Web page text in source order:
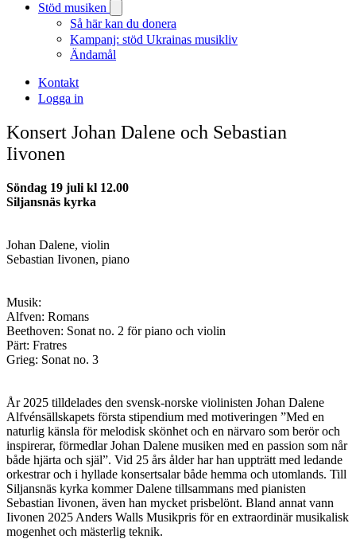
Stöd musiken
Så här kan du donera
Kampanj: stöd Ukrainas musikliv
Ändamål
Kontakt
Logga in
Konsert Johan Dalene och Sebastian
Iivonen
Söndag 19 juli kl 12.00
Siljansnäs kyrka
Johan Dalene, violin
Sebastian Iivonen, piano
Musik:
Alfven: Romans
Beethoven: Sonat no. 2 för piano och violin
Pärt: Fratres
Grieg: Sonat no. 3
År 2025 tilldelades den svensk-norske violinisten Johan Dalene
Alfvénsällskapets första stipendium med motiveringen ”Med en
naturlig känsla för melodisk skönhet och en närvaro som berör och
inspirerar, förmedlar Johan Dalene musiken med en passion som når
både hjärta och själ”. Vid 25 års ålder har han uppträtt med ledande
orkestrar och i hyllade konsertsalar både hemma och utomlands. Till
Siljansnäs kyrka kommer Dalene tillsammans med pianisten
Sebastian Iivonen, även han mycket prisbelönt. Bland annat vann
Iivonen 2025 Anders Walls Musikpris för en extraordinär musikalisk
mogenhet och mästerlig teknik.